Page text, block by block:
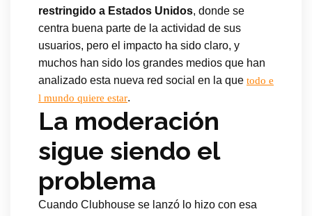
restringido a Estados Unidos, donde se
centra buena parte de la actividad de sus
usuarios, pero el impacto ha sido claro, y
muchos han sido los grandes medios que han
analizado esta nueva red social en la que todo e
l mundo quiere estar.
La moderación
sigue siendo el
problema
Cuando Clubhouse se lanzó lo hizo con esa